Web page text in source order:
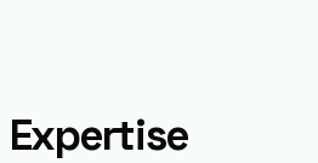
Expertise